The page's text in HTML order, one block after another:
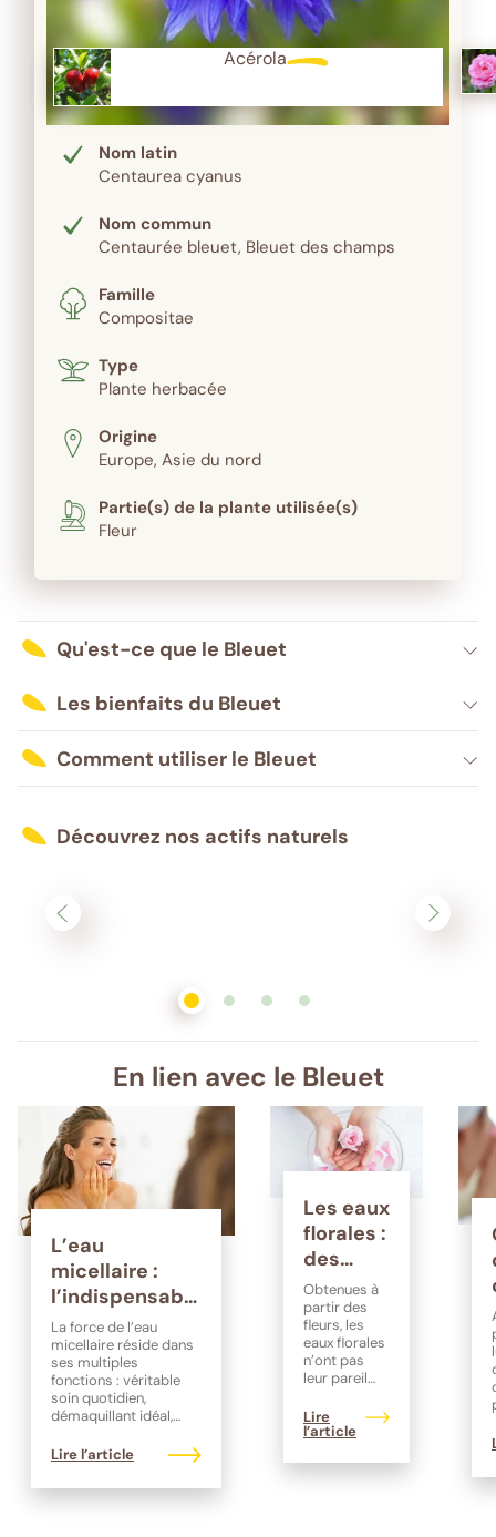
Nom latin
Centaurea cyanus
Nom commun
Centaurée bleuet, Bleuet des champs
Famille
Compositae
Type
Plante herbacée
Origine
Europe, Asie du nord
Partie(s) de la plante utilisée(s)
Fleur
Qu'est-ce que le Bleuet
Les bienfaits du Bleuet
Comment utiliser le Bleuet
Découvrez nos actifs naturels
Acérola
En lien avec le Bleuet
L’eau
micellaire :
l’indispensable
de votre rituel
beauté
La force de l’eau
micellaire réside dans
ses multiples
fonctions : véritable
soin quotidien,
démaquillant idéal,
mais aussi un geste
rafraîchissant
Lire l’article
Les eaux
florales :
des
trésors
de la
nature
pour la
beauté
de votre
peau
Obtenues à
partir des
fleurs, les
eaux florales
n’ont pas
leur pareil
ou tonifier la
peau de
Mais la liste
Lire
l’article